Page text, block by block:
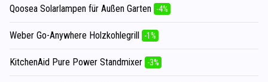
Qoosea Solarlampen für Außen Garten -4%
Weber Go-Anywhere Holzkohlegrill -1%
KitchenAid Pure Power Standmixer -3%